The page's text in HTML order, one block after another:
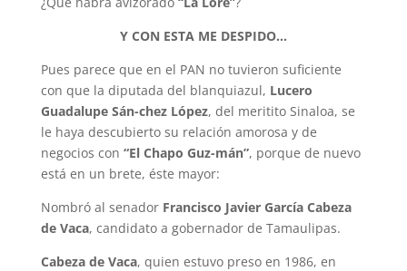
Y CON ESTA ME DESPIDO…
Pues parece que en el PAN no tuvieron suficiente
con que la diputada del blanquiazul, Lucero
Guadalupe Sán-chez López, del meritito Sinaloa, se
le haya descubierto su relación amorosa y de
negocios con “El Chapo Guz-mán”, porque de nuevo
está en un brete, éste mayor:
Nombró al senador Francisco Javier García Cabeza
de Vaca, candidato a gobernador de Tamaulipas.
Cabeza de Vaca, quien estuvo preso en 1986, en